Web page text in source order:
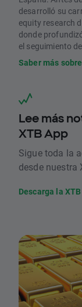
desarrolló su
equity research
donde
el seguimiento
licenciado en
Universidad
Saber más
Lee más
XTB App
Sigue toda la
desde nuestra
Descarga la